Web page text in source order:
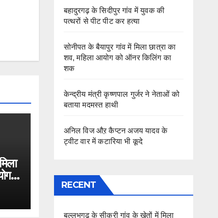
बहादुरगढ़ के सिदीपुर गांव में युवक की
पत्थरों से पीट पीट कर हत्या
सोनीपत के बैयापुर गांव में मिला छात्रा का
शव, महिला आयोग को ऑनर किलिंग का
शक
केन्द्रीय मंत्री कृष्णपाल गुर्जर ने नेताओं को
बताया मदमस्त हाथी
अनिल विज औऱ कैप्टन अजय यादव के
ट्वीट वार में कटारिया भी कूदे
RECENT
बल्लभगढ़ के सीकरी गांव के खेतों में मिला